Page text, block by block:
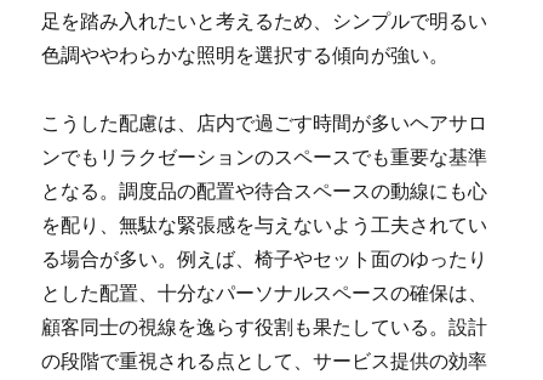
足を踏み入れたいと考えるため、シンプルで明るい
色調ややわらかな照明を選択する傾向が強い。
こうした配慮は、店内で過ごす時間が多いヘアサロ
ンでもリラクゼーションのスペースでも重要な基準
となる。調度品の配置や待合スペースの動線にも心
を配り、無駄な緊張感を与えないよう工夫されてい
る場合が多い。例えば、椅子やセット面のゆったり
とした配置、十分なパーソナルスペースの確保は、
顧客同士の視線を逸らす役割も果たしている。設計
の段階で重視される点として、サービス提供の効率